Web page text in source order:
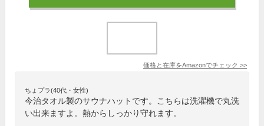
価格と在庫をAmazonでチェック >>
ちょプラ(40代・女性)
今治タオル製のサウナハットです。こちらは洗濯機で丸洗
い出来ますよ。熱からしっかり守れます。